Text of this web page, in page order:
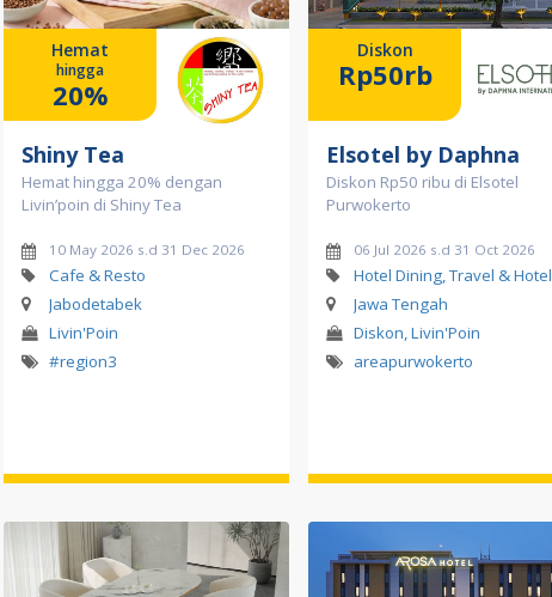
Hemat
hingga
20%
Shiny Tea
Hemat hingga 20% dengan
Livin’poin di Shiny Tea
10 May 2026 s.d 31 Dec 2026
Cafe & Resto
Jabodetabek
Livin'Poin
#region3
Diskon
Rp50rb
Elsotel by Daphna
Diskon Rp50 ribu di Elsotel
Purwokerto
06 Jul 2026 s.d 31 Oct 2026
Hotel Dining, Travel & Hotel
Jawa Tengah
Diskon, Livin'Poin
areapurwokerto